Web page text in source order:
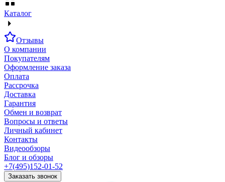
Каталог
Отзывы
О компании
Покупателям
Оформление заказа
Оплата
Рассрочка
Доставка
Гарантия
Обмен и возврат
Вопросы и ответы
Личный кабинет
Контакты
Видеообзоры
Блог и обзоры
+7(495)152-01-52
Заказать звонок